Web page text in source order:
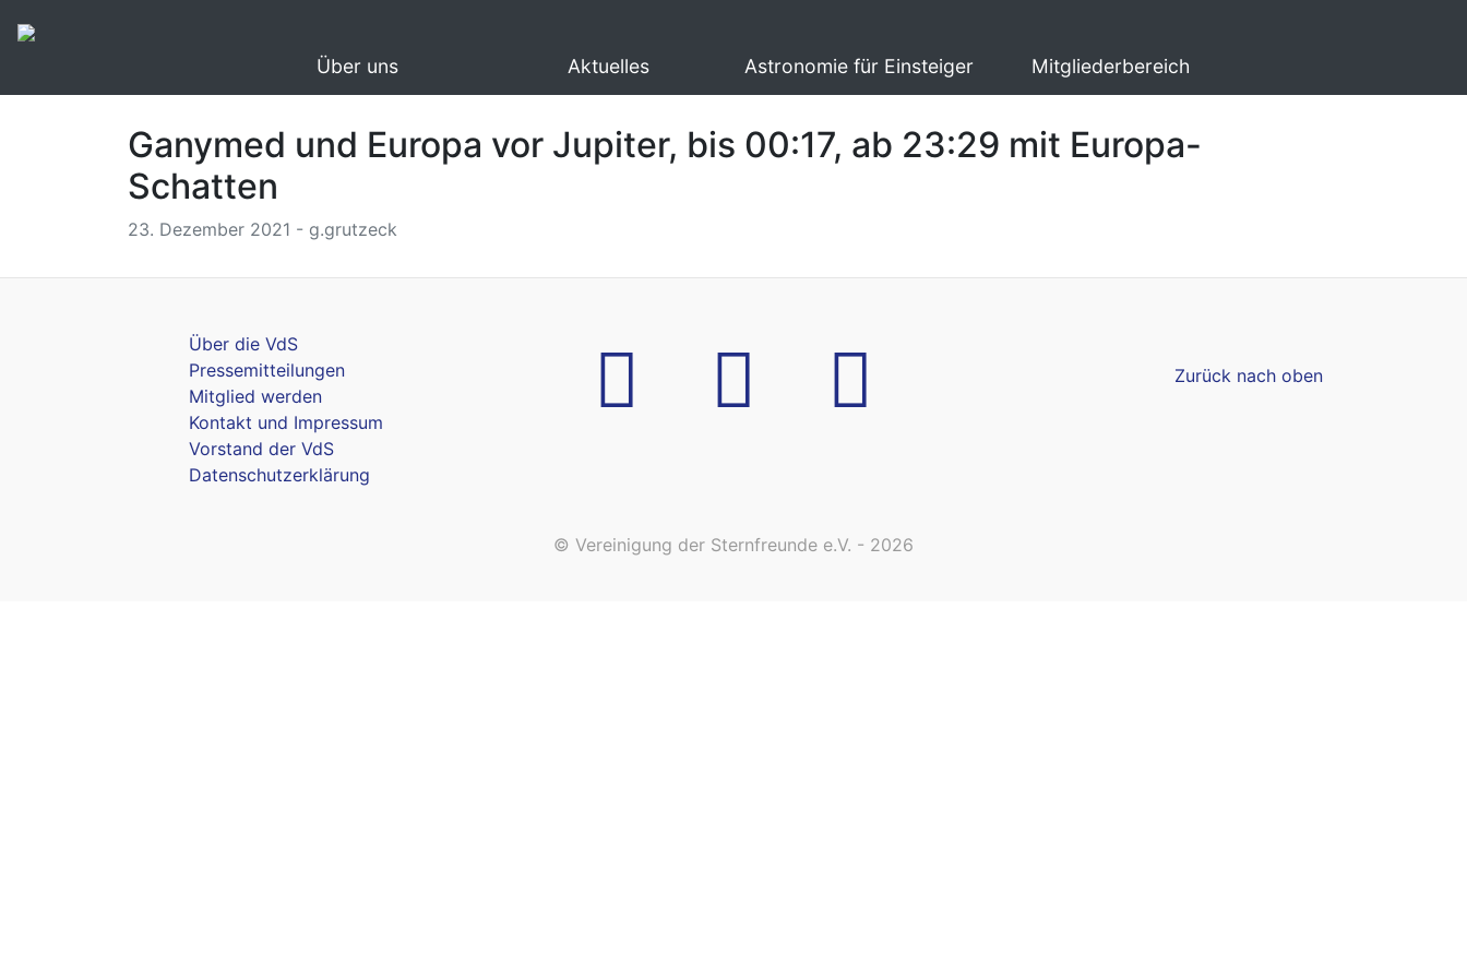
Über uns Aktuelles Astronomie für Einsteiger Mitgliederbereich
Ganymed und Europa vor Jupiter, bis 00:17, ab 23:29 mit Europa-
Schatten
23. Dezember 2021 - g.grutzeck
Über die VdS
Pressemitteilungen
Mitglied werden
Kontakt und Impressum
Vorstand der VdS
Datenschutzerklärung
Zurück nach oben
© Vereinigung der Sternfreunde e.V. - 2026